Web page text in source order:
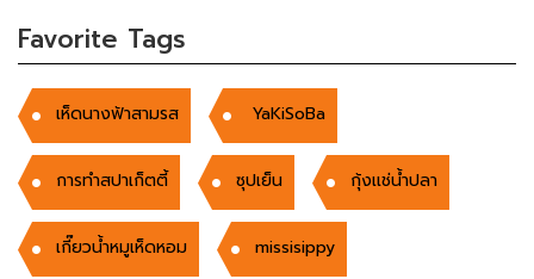
Favorite Tags
เห็ดนางฟ้าสามรส YaKiSoBa
การทำสปาเก็ตตี้ ซุปเย็น กุ้งเเช่น้ำปลา
เกี๊ยวน้ำหมูเห็ดหอม missisippy